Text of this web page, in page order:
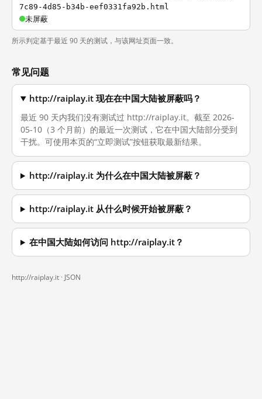
7c89-4d85-b34b-eef0331fa92b.html
未屏蔽
所示判定基于最近 90 天的测试，与该网址页面一致。
常见问题
http://raiplay.it 现在在中国大陆被屏蔽吗？
最近 90 天内我们没有测试过 http://raiplay.it。截至 2026-
05-10（3 个月前）的最近一次测试，它在中国大陆部分受到
干扰。可使用本页的“立即测试”按钮获取最新结果。
http://raiplay.it 为什么在中国大陆被屏蔽？
http://raiplay.it 从什么时候开始被屏蔽？
在中国大陆如何访问 http://raiplay.it？
http://raiplay.it · JSON